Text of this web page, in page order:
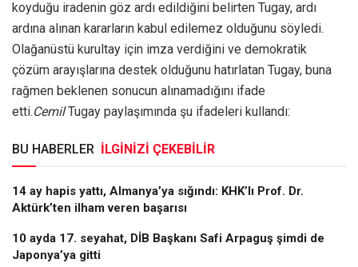
koyduğu iradenin göz ardı edildiğini belirten Tugay, ardı
ardına alınan kararların kabul edilemez olduğunu söyledi.
Olağanüstü kurultay için imza verdiğini ve demokratik
çözüm arayışlarına destek olduğunu hatırlatan Tugay, buna
rağmen beklenen sonucun alınamadığını ifade
etti.CemilTugay paylaşımında şu ifadeleri kullandı:
BU HABERLER İLGİNİZİ ÇEKEBİLİR
14 ay hapis yattı, Almanya’ya sığındı: KHK’lı Prof. Dr.
Aktürk’ten ilham veren başarısı
10 ayda 17. seyahat, DİB Başkanı Safi Arpaguş şimdi de
Japonya’ya gitti